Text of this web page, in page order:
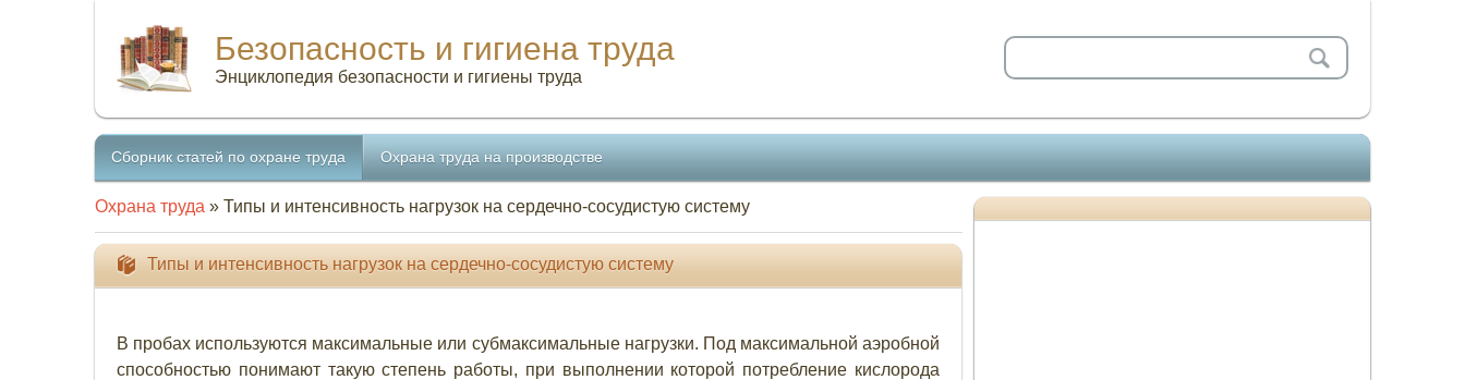
Безопасность и гигиена труда
Энциклопедия безопасности и гигиены труда
Сборник статей по охране труда Охрана труда на производстве
Охрана труда » Типы и интенсивность нагрузок на сердечно-сосудистую систему
Типы и интенсивность нагрузок на сердечно-сосудистую систему
В пробах используются максимальные или субмаксимальные нагрузки. Под максимальной аэробной
способностью понимают такую степень работы, при выполнении которой потребление кислорода